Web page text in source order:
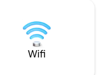
Wifi